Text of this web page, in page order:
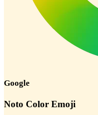
Google
Noto Color Emoji